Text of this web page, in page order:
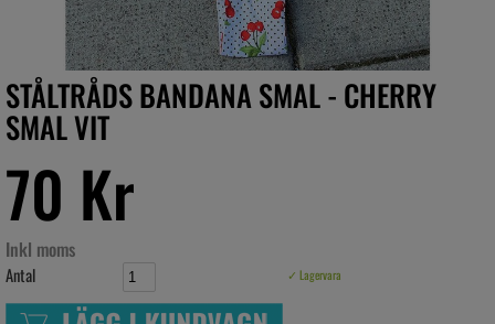
STÅLTRÅDS BANDANA SMAL - CHERRY
SMAL VIT
70 Kr
Inkl moms
Antal ✓ Lagervara